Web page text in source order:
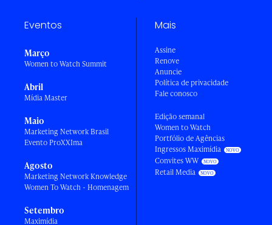
Eventos
Março
Women to Watch Summit
Abril
Mídia Master
Maio
Marketing Network Brasil
Evento ProXXIma
Agosto
Marketing Network Knowledge
Women To Watch - Homenagem
Setembro
Maximídia
Mais
Assine
Renove
Anuncie
Política de privacidade
Fale conosco
Edição semanal
Women to Watch
Portfólio de Agências
Ingressos Maximídia
Convites WW
Retail Media